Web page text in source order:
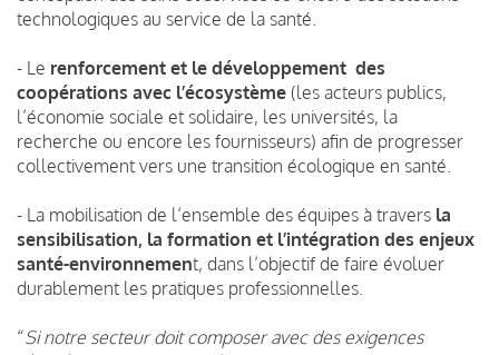
technologiques au service de la santé.
- Le renforcement et le développement des
coopérations avec l’écosystème (les acteurs publics,
l’économie sociale et solidaire, les universités, la
recherche ou encore les fournisseurs) afin de progresser
collectivement vers une transition écologique en santé.
- La mobilisation de l’ensemble des équipes à travers la
sensibilisation, la formation et l’intégration des enjeux
santé-environnement, dans l’objectif de faire évoluer
durablement les pratiques professionnelles.
“Si notre secteur doit composer avec des exigences